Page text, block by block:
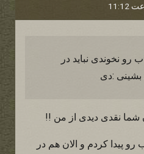
رو نخوندی نباید در
:دی
شما نقدی دیدی از من !!
رو پیدا کردم و الان هم در